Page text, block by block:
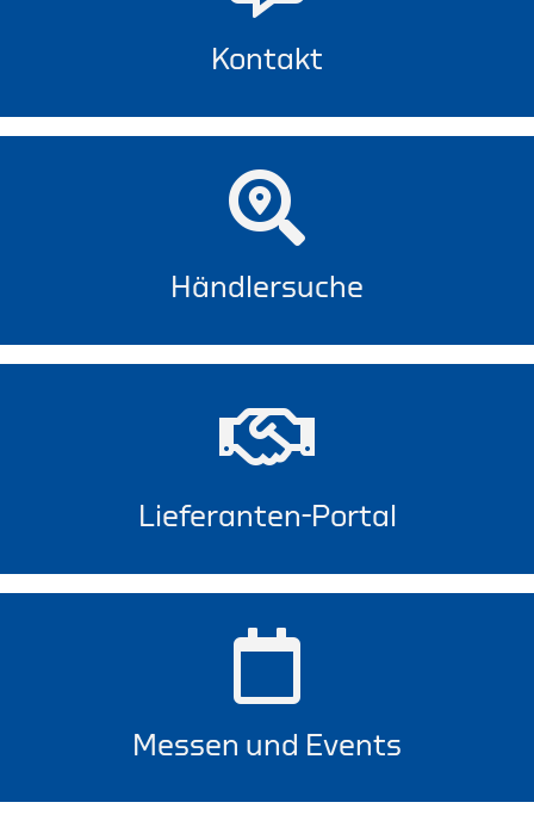
Kontakt
Händlersuche
Lieferanten-Portal
Messen und Events